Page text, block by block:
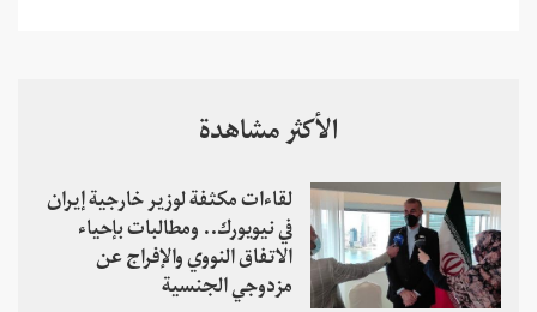
الأكثر مشاهدة
لقاءات مكثفة لوزير خارجية إيران
في نيويورك.. ومطالبات بإحياء
الاتفاق النووي والإفراج عن
مزدوجي الجنسية